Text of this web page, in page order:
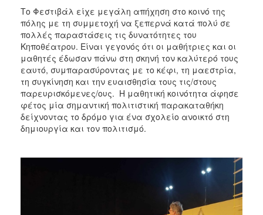
Το Φεστιβάλ είχε μεγάλη απήχηση στο κοινό της
πόλης με τη συμμετοχή να ξεπερνά κατά πολύ σε
πολλές παραστάσεις τις δυνατότητες του
Κηποθέατρου. Είναι γεγονός ότι οι μαθήτριες και οι
μαθητές έδωσαν πάνω στη σκηνή τον καλύτερό τους
εαυτό, συμπαρασύροντας με το κέφι, τη μαεστρία,
τη συγκίνηση και την ευαισθησία τους τις/στους
παρευρισκόμενες/ους. Η μαθητική κοινότητα άφησε
φέτος μία σημαντική πολιτιστική παρακαταθήκη
δείχνοντας το δρόμο για ένα σχολείο ανοικτό στη
δημιουργία και τον πολιτισμό.